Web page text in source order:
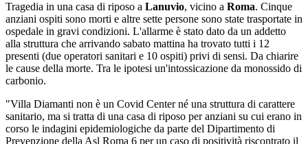
Tragedia in una casa di riposo a Lanuvio, vicino a Roma. Cinque
anziani ospiti sono morti e altre sette persone sono state trasportate in
ospedale in gravi condizioni. L'allarme è stato dato da un addetto
alla struttura che arrivando sabato mattina ha trovato tutti i 12
presenti (due operatori sanitari e 10 ospiti) privi di sensi. Da chiarire
le cause della morte. Tra le ipotesi un'intossicazione da monossido di
carbonio.
"Villa Diamanti non è un Covid Center né una struttura di carattere
sanitario, ma si tratta di una casa di riposo per anziani su cui erano in
corso le indagini epidemiologiche da parte del Dipartimento di
Prevenzione della Asl Roma 6 per un caso di positività riscontrato il